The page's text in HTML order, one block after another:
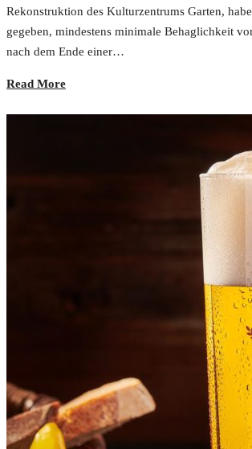
Rekonstruktion des Kulturzentrums Garten,
gegeben, mindestens minimale Behaglichkeit
nach dem Ende einer…
Read More